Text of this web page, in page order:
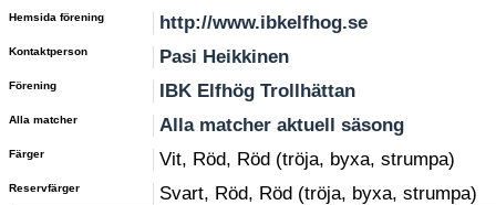
Hemsida förening http://www.ibkelfhog.se
Kontaktperson Pasi Heikkinen
Förening IBK Elfhög Trollhättan
Alla matcher Alla matcher aktuell säsong
Färger Vit, Röd, Röd (tröja, byxa, strumpa)
Reservfärger Svart, Röd, Röd (tröja, byxa, strumpa)